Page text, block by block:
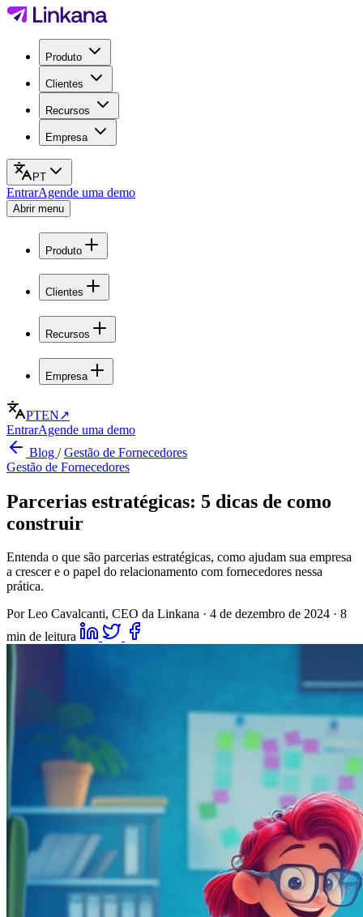
Produto
Clientes
Recursos
Empresa
PT
EntrarAgende uma demo
Abrir menu
Produto
Clientes
Recursos
Empresa
PTEN↗
EntrarAgende uma demo
Blog /Gestão de Fornecedores
Gestão de Fornecedores
Parcerias estratégicas: 5 dicas de como
construir
Entenda o que são parcerias estratégicas, como ajudam sua empresa
a crescer e o papel do relacionamento com fornecedores nessa
prática.
Por Leo Cavalcanti, CEO da Linkana · 4 de dezembro de 2024 · 8
min de leitura